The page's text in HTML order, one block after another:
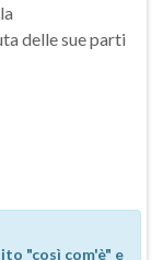
delle sue parti
"così com'è" e